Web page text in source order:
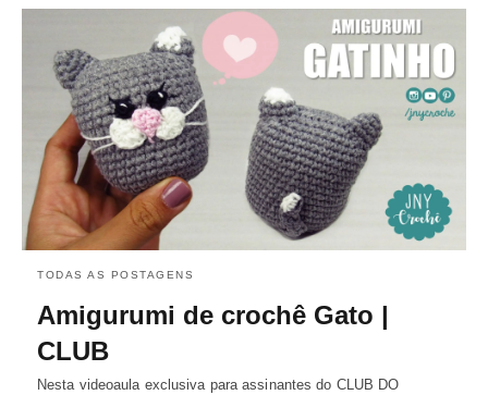
TODAS AS POSTAGENS
Amigurumi de crochê Gato |
CLUB
Nesta videoaula exclusiva para assinantes do CLUB DO